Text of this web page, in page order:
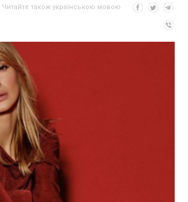
Читайте також українською мовою